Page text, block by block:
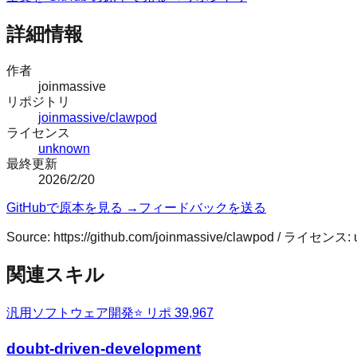
詳細情報
作者
joinmassive
リポジトリ
joinmassive/clawpod
ライセンス
unknown
最終更新
2026/2/20
GitHubで原本を見る → フィードバックを送る
Source: https://github.com/joinmassive/clawpod / ライセンス:
関連スキル
汎用 ソフトウェア開発⭐ リポ 39,967
doubt-driven-development